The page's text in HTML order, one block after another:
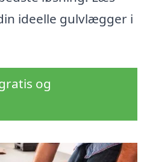
ideelle gulvlægger i
og